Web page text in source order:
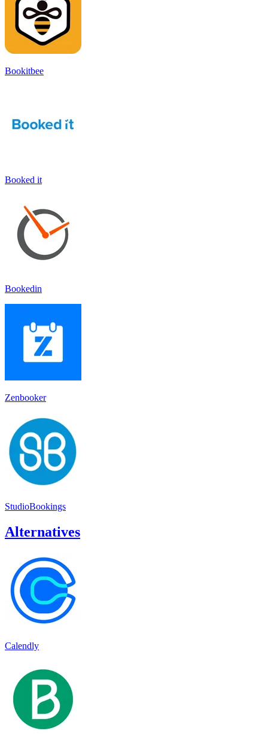
Bookitbee
Booked it
Bookedin
Zenbooker
StudioBookings
Alternatives
Calendly